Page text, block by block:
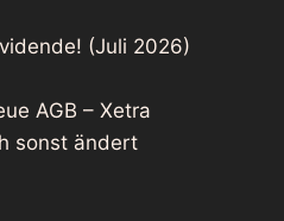
(Juli 2026)
AGB – Xetra
sonst ändert